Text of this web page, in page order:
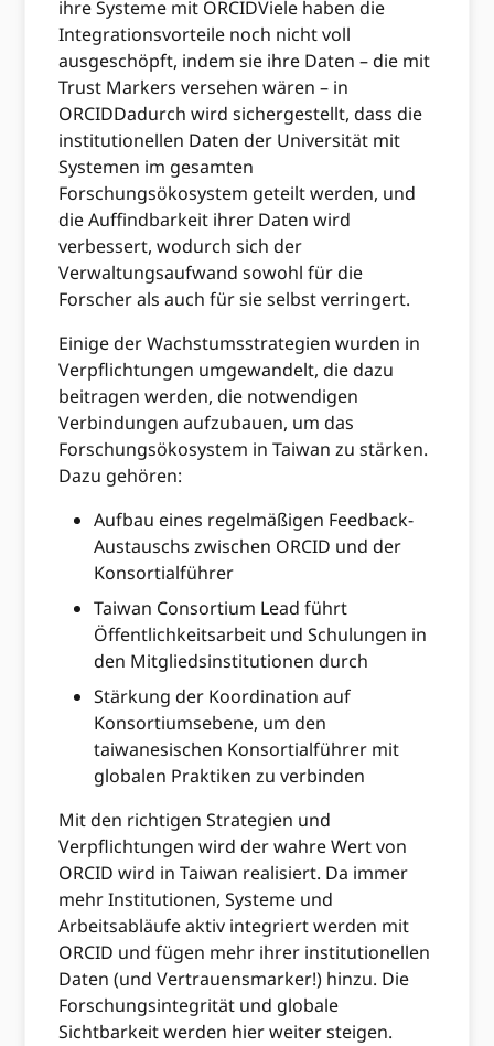
ihre Systeme mit ORCIDViele haben die
Integrationsvorteile noch nicht voll
ausgeschöpft, indem sie ihre Daten – die mit
Trust Markers versehen wären – in
ORCIDDadurch wird sichergestellt, dass die
institutionellen Daten der Universität mit
Systemen im gesamten
Forschungsökosystem geteilt werden, und
die Auffindbarkeit ihrer Daten wird
verbessert, wodurch sich der
Verwaltungsaufwand sowohl für die
Forscher als auch für sie selbst verringert.
Einige der Wachstumsstrategien wurden in
Verpflichtungen umgewandelt, die dazu
beitragen werden, die notwendigen
Verbindungen aufzubauen, um das
Forschungsökosystem in Taiwan zu stärken.
Dazu gehören:
Aufbau eines regelmäßigen Feedback-
Austauschs zwischen ORCID und der
Konsortialführer
Taiwan Consortium Lead führt
Öffentlichkeitsarbeit und Schulungen in
den Mitgliedsinstitutionen durch
Stärkung der Koordination auf
Konsortiumsebene, um den
taiwanesischen Konsortialführer mit
globalen Praktiken zu verbinden
Mit den richtigen Strategien und
Verpflichtungen wird der wahre Wert von
ORCID wird in Taiwan realisiert. Da immer
mehr Institutionen, Systeme und
Arbeitsabläufe aktiv integriert werden mit
ORCID und fügen mehr ihrer institutionellen
Daten (und Vertrauensmarker!) hinzu. Die
Forschungsintegrität und globale
Sichtbarkeit werden hier weiter steigen.